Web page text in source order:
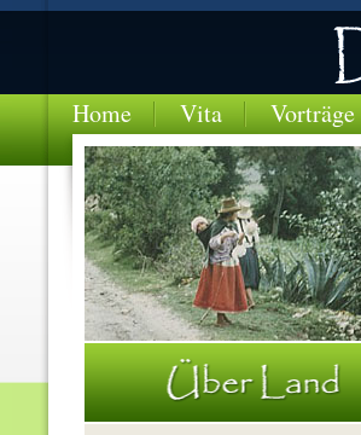
Home Vita Vorträge